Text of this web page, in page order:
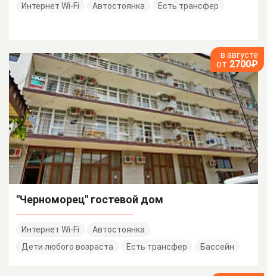
Интернет Wi-Fi Автостоянка Есть трансфер
в августе
от 2700₽
"Черноморец" гостевой дом
Интернет Wi-Fi
Автостоянка
Дети любого возраста
Есть трансфер Бассейн